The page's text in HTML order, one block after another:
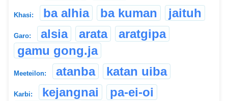
Khasi: ba alhia ba kuman jaituh
Garo: alsia arata
aratgipa
gamu gong.ja
Meeteilon: atanba katan uiba
Karbi: kejangnai
pa-ei-oi